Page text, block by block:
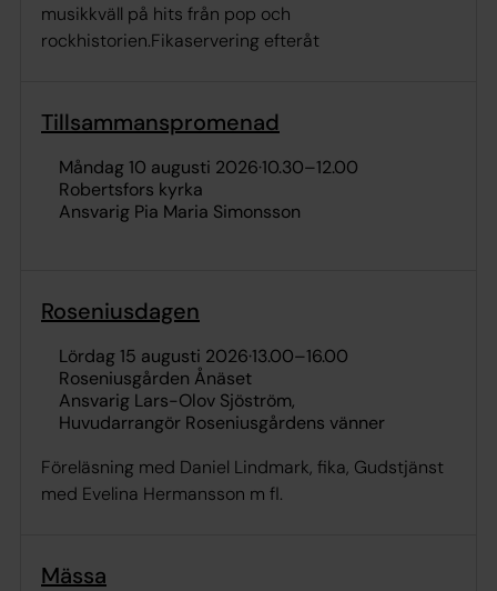
musikkväll på hits från pop och
rockhistorien.Fikaservering efteråt
Tillsammanspromenad
måndag 10 augusti 2026·10.30–12.00
Robertsfors kyrka
Ansvarig Pia Maria Simonsson
Roseniusdagen
lördag 15 augusti 2026·13.00–16.00
Roseniusgården Ånäset
Ansvarig Lars-Olov Sjöström
Huvudarrangör Roseniusgårdens vänner
Föreläsning med Daniel Lindmark, fika, Gudstjänst
med Evelina Hermansson m fl.
Mässa